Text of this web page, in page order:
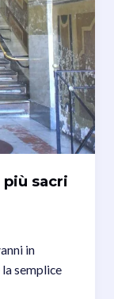
più sacri
in
semplice